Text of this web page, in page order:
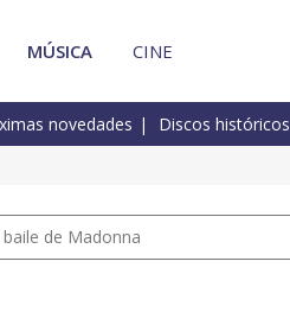
MÚSICA CINE
novedades Discos históricos
de Madonna